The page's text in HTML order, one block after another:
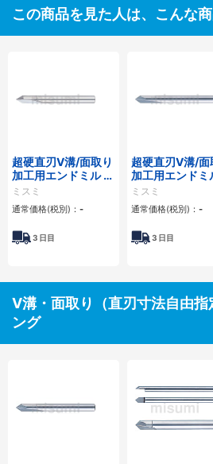
この商品を見た人は、こんな
超硬直刃V溝/面取り
加工用エンドミル 2
枚刃/V溝
ミスミ
通常価格(税別)： -
3 日目
超硬直刃V溝/面
加工用エンドミ
枚刃/V溝/先端芯
指定タイプ
ミスミ
通常価格(税別)： -
3 日目
V溝・面取り（直刃寸法自由
ング